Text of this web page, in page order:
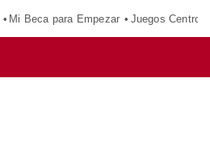
Mi Beca para Empezar Juegos